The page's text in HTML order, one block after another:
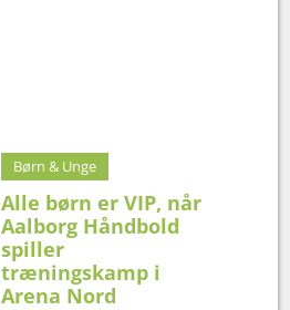
Børn & Unge
Alle børn er VIP, når
Aalborg Håndbold
spiller
træningskamp i
Arena Nord